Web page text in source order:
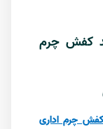
کفش چرم
چرم اداری